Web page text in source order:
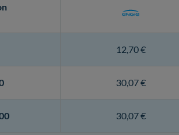
12,70 €
30,07 €
30,07 €